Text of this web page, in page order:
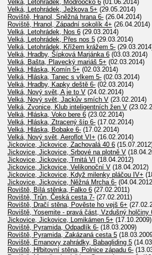
Velká, Letohrádek, Modroočko 6 (01.06.2014)
Velká, Letohrádek, Ježkova 5+ (29.05.2014)
Roviště, Hranol, Sněžná hrana 6- (26.04.2014)
Roviště, Hranol, Západní sokolík 4+ (26.04.2014)
Velká, Letohrádek, Nos 6 (29.03.2014)
Velká, Letohrádek, Přes nos 5 (29.03.2014)
Velká, Letohrádek, Křížem krážem 5-
Velká, Hradby, Šípková Marjánka 6 (03.03.2014)
Velká, Bašta, Plavecký mariáš 5+ (02.03.2014)
Velká, Hláska, Komín 5+ (02.03.2014)
Velká, Hláska, Tanec s vlkem 5- (02.03.2014)
Velká, Hradby, Kapky deště 6- (02.03.2014)
Velká, Nový svět, A je to V (24.02.2014)
Velká, Nový svět, Jackův smích V (23.02.2014)
Velká, Zvonice, Klub inteligentních žen V
Velká, Hláska, Voko bere 6 (23.02.2014)
Velká, Hláska, Ztracený šíp 6- (17.02.2014)
Velká, Hláska, Bobake 6- (17.02.2014)
Velká, Nový svět, Aeroflot VI+ (16.02.2014)
Jickovice, Jickovice, Zachovalá 40 6
Jickovice, Jickovice, Srbové na plotně V
Jickovice, Jickovice, Trnitá VI (18.04.2012)
Jickovice, Jickovice, Velikonoční V (18.04.2012)
Jickovice, Jickovice, Když milenky pláčou IV+
Jickovice, Jickovice, Něžná Mrcha 6-
Roviště, Bílá stěnka, Falko 6 (27.02.2011)
Roviště, Trůn, Česká cesta 7- (27.02.2011)
Roviště, Dračí stěna, Pověste ho vejš 6+
Roviště, Yosemite - pravá část, Vzdušný holčiny
Jickovice, Jickovice, Lomikámen 5+ (17.10.2009)
Roviště, Pyramida, Odpadlík 6- (18.03.2009)
Roviště, Pyramida, Zakázaná cesta 5
Roviště, Emanovy zahrádky, Babagliding 5
Roviště, Hřbitovní stěna, Polnice západu 6-